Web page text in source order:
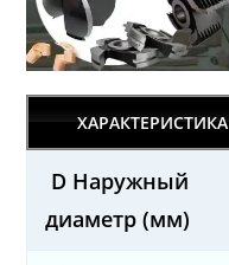
ХАРАКТЕРИСТИКА
D Наружный
диаметр (мм)